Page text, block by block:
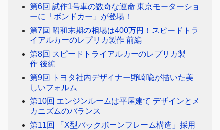
第6回 試作1号車の数奇な運命 東京モーターショ
ーに「ボンドカー」が登場！
第7回 昭和末期の相場は400万円！スピードトラ
イアルカーのレプリカ製作 前編
第8回 スピードトライアルカーのレプリカ製
作 後編
第9回 トヨタ社内デザイナー野崎喩が描いた美
しいフォルム
第10回 エンジンルームは平屋建て デザインとメ
カニズムのバランス
第11回 「X型バックボーンフレーム構造」採用